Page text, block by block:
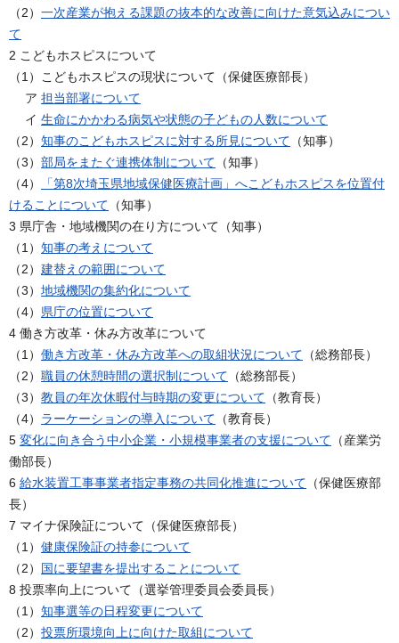
（2） 一次産業が抱える課題の抜本的な改善に向けた意気込みについ
て
2 こどもホスピスについて
（1）こどもホスピスの現状について（保健医療部長）
ア 担当部署について
イ 生命にかかわる病気や状態の子どもの人数について
（2） 知事のこどもホスピスに対する所見について （知事）
（3） 部局をまたぐ連携体制について （知事）
（4）
「第8次埼玉県地域保健医療計画」へこどもホスピスを位置付
けることについて （知事）
3 県庁舎・地域機関の在り方について（知事）
（1） 知事の考えについて
（2） 建替えの範囲について
（3） 地域機関の集約化について
（4） 県庁の位置について
4 働き方改革・休み方改革について
（1） 働き方改革・休み方改革への取組状況について （総務部長）
（2） 職員の休憩時間の選択制について （総務部長）
（3） 教員の年次休暇付与時期の変更について （教育長）
（4） ラーケーションの導入について （教育長）
5 変化に向き合う中小企業・小規模事業者の支援について （産業労
働部長）
6 給水装置工事事業者指定事務の共同化推進について （保健医療部
長）
7 マイナ保険証について（保健医療部長）
（1） 健康保険証の持参について
（2）
国に要望書を提出することについて
8 投票率向上について（選挙管理委員会委員長）
（1） 知事選等の日程変更について
（2） 投票所環境向上に向けた取組について